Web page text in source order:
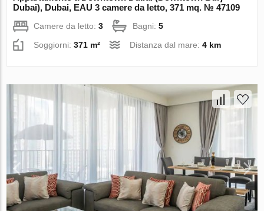
Dubai), Dubai, EAU 3 camere da letto, 371 mq. № 47109
Camere da letto:3 Bagni:5
Soggiorni:371 m² Distanza dal mare:4 km